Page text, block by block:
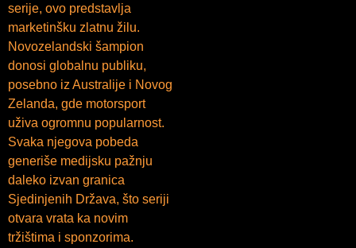
serije, ovo predstavlja
marketinšku zlatnu žilu.
Novozelandski šampion
donosi globalnu publiku,
posebno iz Australije i Novog
Zelanda, gde motorsport
uživa ogromnu popularnost.
Svaka njegova pobeda
generiše medijsku pažnju
daleko izvan granica
Sjedinjenih Država, što seriji
otvara vrata ka novim
tržištima i sponzorima.